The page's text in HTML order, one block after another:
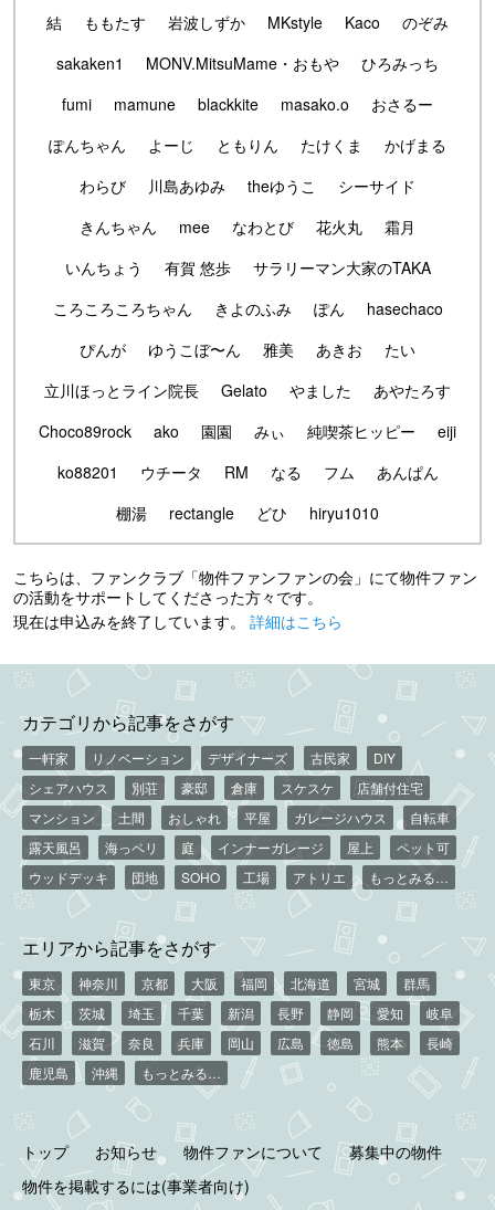
結
ももたす 岩波しずか MKstyle Kaco
のぞみ
sakaken1
MONV.MitsuMame・おもや
ひろみっち
fumi
mamune blackkite masako.o
おさるー
ぽんちゃん
よーじ ともりん たけくま
かげまる
わらび
川島あゆみ theゆうこ
シーサイド
きんちゃん
mee なわとび 花火丸
霜月
いんちょう
有賀 悠歩
サラリーマン大家のTAKA
ころころころちゃん
きよのふみ ぽん
hasechaco
ぴんが
ゆうこぼ〜ん 雅美 あきお
たい
立川ほっとライン院長
Gelato やました
あやたろす
Choco89rock
ako 園園 みぃ 純喫茶ヒッピー
eiji
ko88201
ウチータ RM なる フム
あんぱん
棚湯
rectangle どひ hiryu1010
こちらは、ファンクラブ「物件ファンファンの会」にて物件ファン
の活動をサポートしてくださった方々です。
現在は申込みを終了しています。 詳細はこちら
カテゴリから記事をさがす
一軒家 リノベーション デザイナーズ 古民家
DIY
シェアハウス
別荘 豪邸 倉庫 スケスケ
店舗付住宅
マンション
土間 おしゃれ 平屋 ガレージハウス
自転車
露天風呂
海っペリ 庭 インナーガレージ 屋上
ペット可
ウッドデッキ
団地 SOHO 工場 アトリエ もっとみる…
エリアから記事をさがす
東京 神奈川 京都 大阪 福岡 北海道 宮城
群馬
栃木
茨城 埼玉 千葉 新潟 長野 静岡 愛知
岐阜
石川
滋賀 奈良 兵庫 岡山 広島 徳島 熊本
長崎
鹿児島
沖縄 もっとみる…
トップ お知らせ 物件ファンについて
募集中の物件
物件を掲載するには(事業者向け)